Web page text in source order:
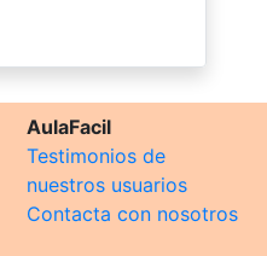
AulaFacil
Testimonios de
nuestros usuarios
Contacta con nosotros